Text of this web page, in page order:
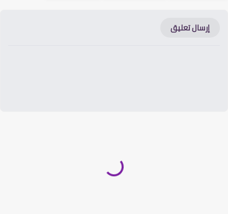
إرسال تعليق